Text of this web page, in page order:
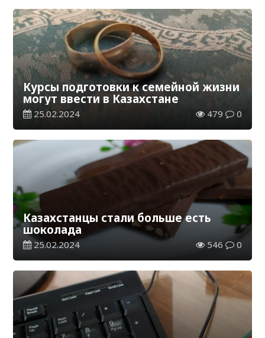
Курсы подготовки к семейной жизни
могут ввести в Казахстане
25.02.2024 479 0
Казахстанцы стали больше есть
шоколада
25.02.2024 546 0